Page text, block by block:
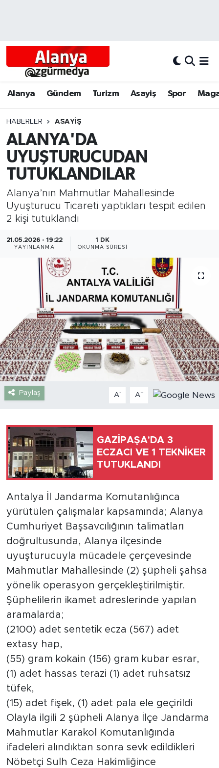
Alanya Gündem Turizm Asayiş Spor
HABERLER ASAYIŞ
ALANYA'DA
UYUŞTURUCUDAN
TUTUKLANDILAR
Alanya’nın Mahmutlar Mahallesinde
Uyuşturucu Ticareti yaptıkları tespit edilen
2 kişi tutuklandı
21.05.2026 - 19:22
YAYINLANMA
1 DK
OKUNMA SÜRESI
Paylaş A- A+
GAZİPAŞA'DA 3
ECZACI VE 1 TEKNİKER
TUTUKLANDI
Antalya İl Jandarma Komutanlığınca
yürütülen çalışmalar kapsamında; Alanya
Cumhuriyet Başsavcılığının talimatları
doğrultusunda, Alanya ilçesinde
uyuşturucuyla mücadele çerçevesinde
Mahmutlar Mahallesinde (2) şüpheli şahsa
yönelik operasyon gerçekleştirilmiştir.
Şüphelilerin ikamet adreslerinde yapılan
aramalarda;
(2100) adet sentetik ecza (567) adet
extasy hap,
(55) gram kokain (156) gram kubar esrar,
(1) adet hassas terazi (1) adet ruhsatsız
tüfek,
(15) adet fişek, (1) adet pala ele geçirildi
Olayla ilgili 2 şüpheli Alanya İlçe Jandarma
Mahmutlar Karakol Komutanlığında
ifadeleri alındıktan sonra sevk edildikleri
Nöbetçi Sulh Ceza Hakimliğince
Alanyum
Bölgesel
Dünya
Ekonomi
Gazipaşa
Güncel
Gündem
İnşaat-Emlak
Kültür-Sanat
Sağlık
Siyaset
Turizm
Türkiye
Yerel
Alanya Hava Durumu
Tüm Manşetler
Son Dakika Haberleri
Haber Arşivi